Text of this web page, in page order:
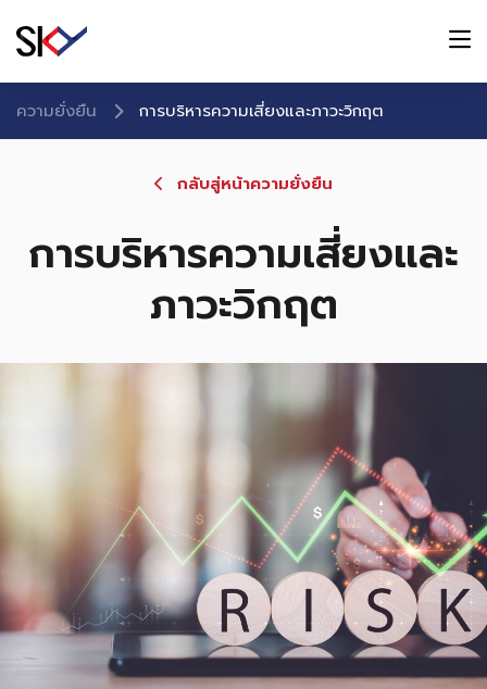
ความยั่งยืน การบริหารความเสี่ยงและภาวะวิกฤต
กลับสู่หน้าความยั่งยืน
การบริหารความเสี่ยงและ
ภาวะวิกฤต